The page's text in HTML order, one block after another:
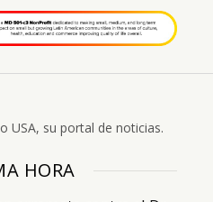
USA, su portal de noticias.
HORA